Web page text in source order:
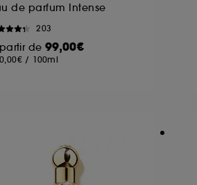
de parfum Intense
203
de 99,00€
/ 100ml